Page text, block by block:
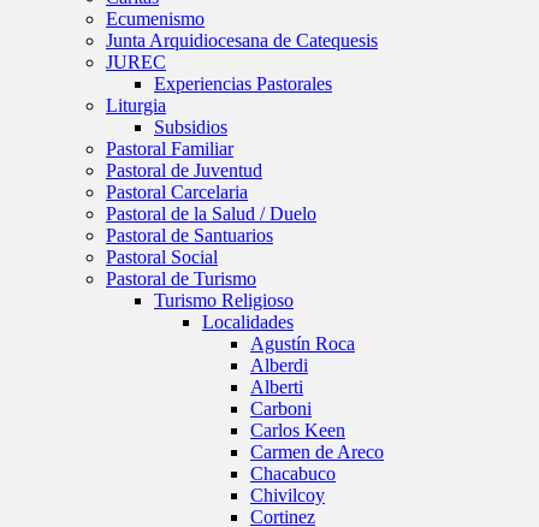
Ecumenismo
Junta Arquidiocesana de Catequesis
JUREC
Experiencias Pastorales
Liturgia
Subsidios
Pastoral Familiar
Pastoral de Juventud
Pastoral Carcelaria
Pastoral de la Salud / Duelo
Pastoral de Santuarios
Pastoral Social
Pastoral de Turismo
Turismo Religioso
Localidades
Agustín Roca
Alberdi
Alberti
Carboni
Carlos Keen
Carmen de Areco
Chacabuco
Chivilcoy
Cortinez